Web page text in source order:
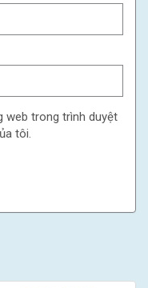
web trong trình duyệt
tôi.